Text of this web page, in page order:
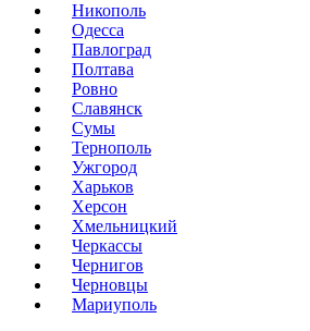
Никополь
Одесса
Павлоград
Полтава
Ровно
Славянск
Сумы
Тернополь
Ужгород
Харьков
Херсон
Хмельницкий
Черкассы
Чернигов
Черновцы
Мариуполь